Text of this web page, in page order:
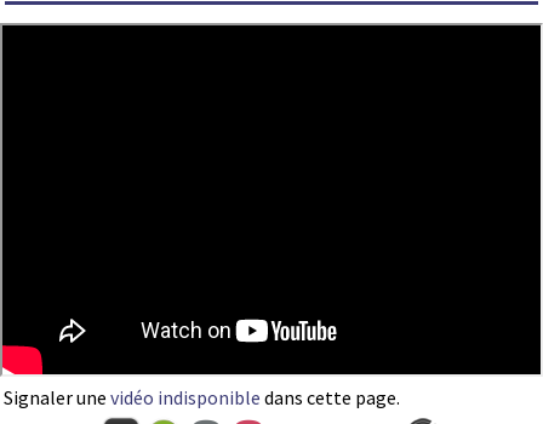
Signaler une vidéo indisponible dans cette page.